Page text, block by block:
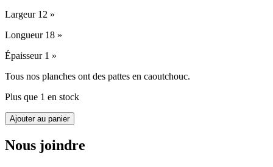
Largeur 12 »
Longueur 18 »
Épaisseur 1 »
Tous nos planches ont des pattes en caoutchouc.
Plus que 1 en stock
quantité
de
Planche
à
Ajouter au panier
Nous joindre